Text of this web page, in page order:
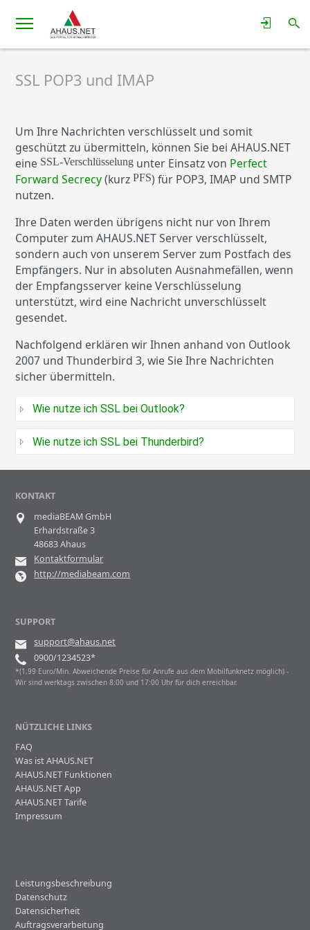
SSL POP3 und IMAP
Um Ihre Nachrichten verschlüsselt und somit
geschützt zu übermitteln, können Sie bei AHAUS.NET
eine SSL-Verschlüsselung unter Einsatz von Perfect
Forward Secrecy(kurzPFS) für POP3, IMAP und SMTP
nutzen.
Ihre Daten werden übrigens nicht nur von Ihrem
Computer zum AHAUS.NET Server verschlüsselt,
sondern auch von unserem Server zum Postfach des
Empfängers. Nur in absoluten Ausnahmefällen, wenn
der Empfangsserver keine Verschlüsselung
unterstützt, wird eine Nachricht unverschlüsselt
gesendet.
Nachfolgend erklären wir Ihnen anhand von Outlook
2007 und Thunderbird 3, wie Sie Ihre Nachrichten
sicher übermitteln.
Wie nutze ich SSL bei Outlook?
Wie nutze ich SSL bei Thunderbird?
KONTAKT
mediaBEAM GmbH
Erhardstraße 3
48683 Ahaus
Kontaktformular
http://mediabeam.com
SUPPORT
support@ahaus.net
0900/1234523*
*(1,99 Euro/Min. Abweichende Preise für Anrufe aus dem Mobilfunknetz möglich) -
Wir sind werktags zwischen 8:00 und 17:00 Uhr für dich erreichbar.
NÜTZLICHE LINKS
FAQ
Was ist AHAUS.NET
AHAUS.NET Funktionen
AHAUS.NET App
AHAUS.NET Tarife
Impressum
Leistungsbeschreibung
Datenschutz
Datensicherheit
Auftragsverarbeitung